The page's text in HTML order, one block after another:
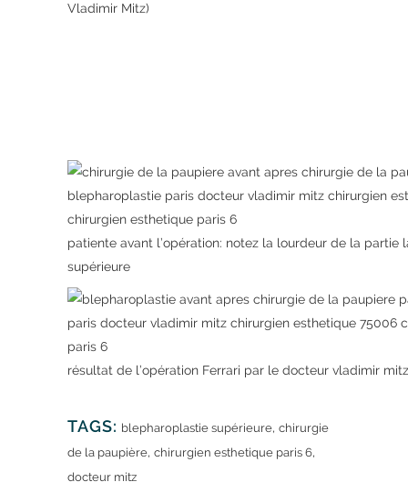
Vladimir Mitz)
patiente avant l’opération: notez la lourdeur de la partie
supérieure
résultat de l’opération Ferrari par le docteur vladimir
TAGS: blepharoplastie supérieure, chirurgie
de la paupière, chirurgien esthetique paris 6,
docteur mitz